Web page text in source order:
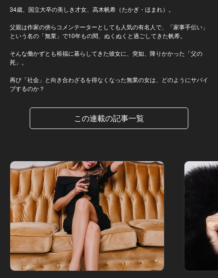
34歳、国立大卒の美しき才女、高木帆希（たかぎ・ほまれ）。
父親は作家の傍らコメンテーターとしても人気の有名人で、「家事手伝い」
という名の「無業」で10年もの間、ぬくぬくと過ごしてきた帆希。
そんな働かずとも裕福に暮らしてきた彼女に、突如、降りかかった「父の
死」。
再び「社会」と向き合わざるを得なくなった無業の女は、どのようにサバイ
ブするのか？
この連載の記事一覧